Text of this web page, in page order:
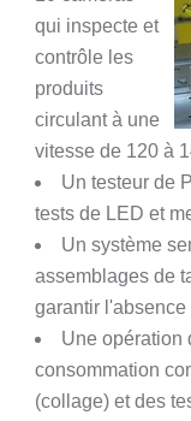
qui inspecte et
contrôle les
produits
circulant à une
vitesse de 120 à
Un testeur de
tests de LED et
Un système
assemblages de
garantir l'absence
Une opération
consommation
(collage) et des